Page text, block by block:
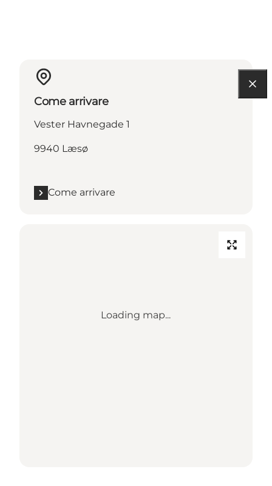
Come arrivare
Vester Havnegade 1
9940 Læsø
Come arrivare
Loading map...